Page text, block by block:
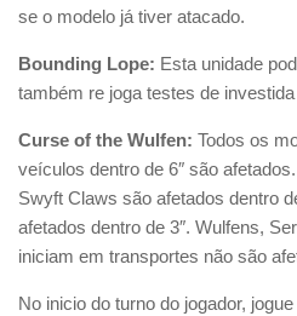
se o modelo já tiver atacado.
Bounding Lope: Esta unidade
também re joga testes de
Curse of the Wulfen: Todos os
veículos dentro de 6″ são
Swyft Claws são afetados dentro
afetados dentro de 3″. Wulfens,
iniciam em transportes não são
No inicio do turno do jogador,